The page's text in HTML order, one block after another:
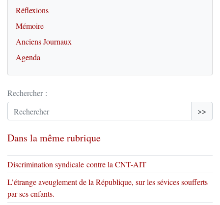
Réflexions
Mémoire
Anciens Journaux
Agenda
Rechercher :
>>
Dans la même rubrique
Discrimination syndicale contre la CNT-AIT
L’étrange aveuglement de la République, sur les sévices soufferts
par ses enfants.